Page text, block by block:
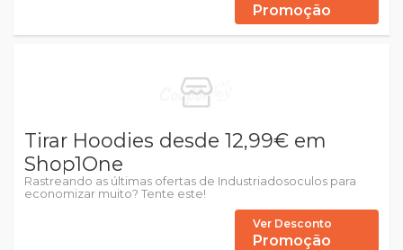
Promoção
Tirar Hoodies desde 12,99€ em
Shop1One
Rastreando as últimas ofertas de Industriadosoculos para
economizar muito? Tente este!
Ver Desconto
Promoção